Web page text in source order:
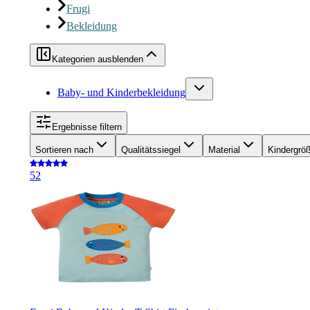
Frugi
Bekleidung
Kategorien ausblenden
Baby- und Kinderbekleidung
Ergebnisse filtern
Sortieren nach Qualitätssiegel Material
52